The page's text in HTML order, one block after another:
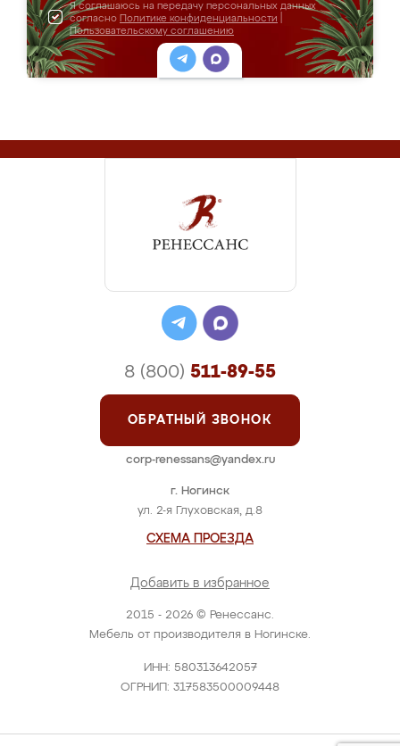
Я соглашаюсь на передачу персональных данных
согласно Политике конфиденциальности
Пользовательскому соглашению
2015 - 2026 © Ренессанс.
Мебель от производителя в Ногинске.
ИНН: 580313642057
ОГРНИП: 317583500009448
г. Ногинск
ул. 2-я Глуховская, д.8
СХЕМА ПРОЕЗДА
Добавить в избранное
8 (800) 511-89-55
ОБРАТНЫЙ ЗВОНОК
corp-renessans@yandex.ru